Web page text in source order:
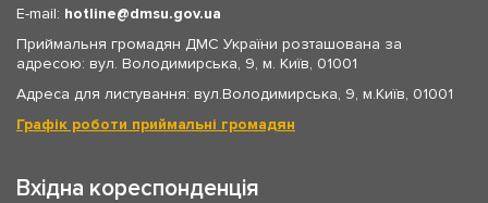
E-mail: hotline
dmsu.gov.ua
Приймальня громадян ДМС України розташована за
адресою: вул. Володимирська, 9, м. Київ, 01001
Адреса для листування: вул.Володимирська, 9, м.Київ, 01001
Графік роботи приймальні громадян
Вхідна кореспонденція